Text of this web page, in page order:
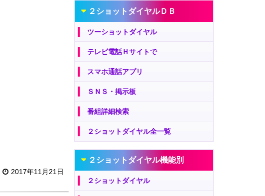
2017年11月21日
２ショットダイヤルＤＢ
ツーショットダイヤル
テレビ電話Ｈサイトで
スマホ通話アプリ
ＳＮＳ・掲示板
番組詳細検索
２ショットダイヤル全一覧
２ショットダイヤル機能別
２ショットダイヤル